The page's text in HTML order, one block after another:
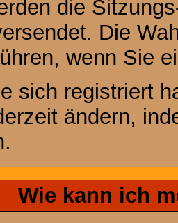
die
Die
wenn Sie
sich registriert
ändern,
Wie kann ich